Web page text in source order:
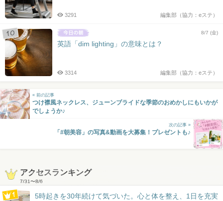
編集部（協力：eステ）
3291
8/7 (金)
英語「dim lighting」の意味とは？
編集部（協力：eステ）
3314
« 前の記事
つけ襟風ネックレス、ジューンブライドな季節のおめかしにもいかが
でしょうか♪
次の記事 »
「#朝美容」の写真&動画を大募集！プレゼントも♪
アクセスランキング
7/31〜8/6
5時起きを30年続けて気づいた。心と体を整え、1日を充実